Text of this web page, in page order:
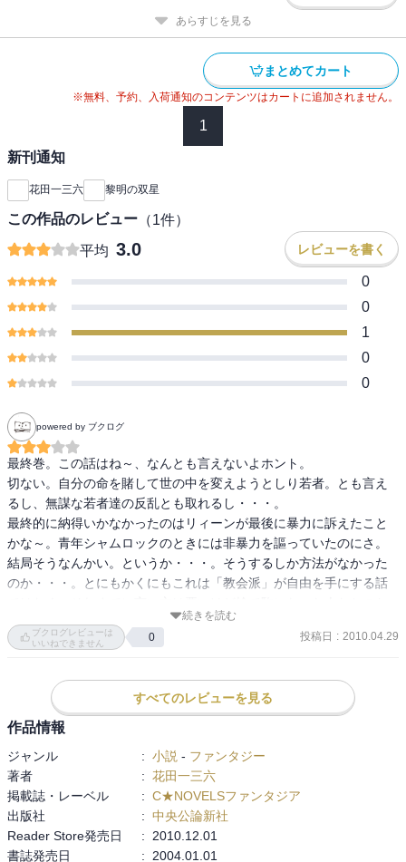
あらすじを見る
まとめてカート
※無料、予約、入荷通知のコンテンツはカートに追加されません。
1
新刊通知
花田一三六 黎明の双星
この作品のレビュー （1件）
平均 3.0 レビューを書く
0
0
1
0
0
powered by ブクログ
最終巻。この話はね～、なんとも言えないよホント。
切ない。自分の命を賭して世の中を変えようとしり若者。とも言え
るし、無謀な若者達の反乱とも取れるし・・・。
最終的に納得いかなかったのはリィーンが最後に暴力に訴えたこと
かな～。青年シャムロックのときには非暴力を謳っていたのにさ。
結局そうなんかい。というか・・・。そうするしか方法がなかった
のか・・・。とにもかくにもこれは「教会派」が自由を手にする話
話って感じでした。そういう意味でやるせなく、切ない。
そんなある歴史書を垣間見るような小説ですね。
続きを読む
ブクログレビューは
いいねできません
0 投稿日 : 2010.04.29
すべてのレビューを見る
作品情報
ジャンル : 小説 - ファンタジー
著者
: 花田一三六
掲載誌・レーベル
: C★NOVELSファンタジア
出版社
: 中央公論新社
Reader Store発売日
:
2010.12.01
書誌発売日
: 2004.01.01